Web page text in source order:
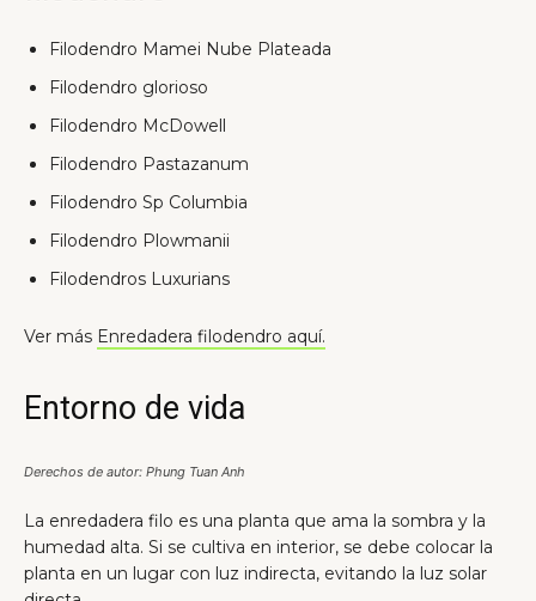
Filodendro Mamei Nube Plateada
Filodendro glorioso
Filodendro McDowell
Filodendro Pastazanum
Filodendro Sp Columbia
Filodendro Plowmanii
Filodendros Luxurians
Ver más Enredadera filodendro aquí.
Entorno de vida
Derechos de autor: Phung Tuan Anh
La enredadera filo es una planta que ama la sombra y la
humedad alta. Si se cultiva en interior, se debe colocar la
planta en un lugar con luz indirecta, evitando la luz solar